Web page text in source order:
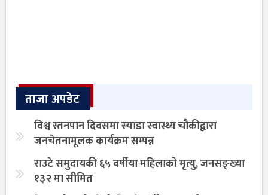
ताजा अपडेट
विश्व स्तनपान दिवसमा स्याडा स्वास्थ्य चौकीद्वारा
जनचेतनामूलक कार्यक्रम सम्पन्न
राउटे समुदायकी ६५ वर्षीया महिलाको मृत्यु, जनसङ्ख्या
१३२ मा सीमित